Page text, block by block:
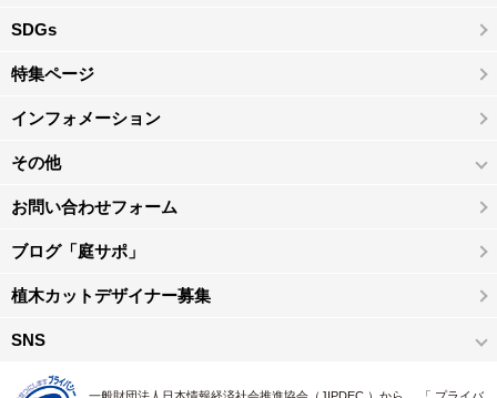
SDGs
特集ページ
インフォメーション
その他
お問い合わせフォーム
ブログ「庭サポ」
植木カットデザイナー募集
SNS